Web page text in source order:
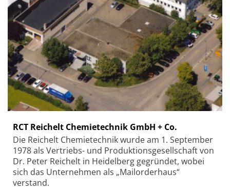
RCT Reichelt Chemietechnik GmbH + Co.
Die Reichelt Chemietechnik wurde am 1. September
1978 als Vertriebs- und Produktionsgesellschaft von
Dr. Peter Reichelt in Heidelberg gegründet, wobei
sich das Unternehmen als „Mailorderhaus“
verstand.